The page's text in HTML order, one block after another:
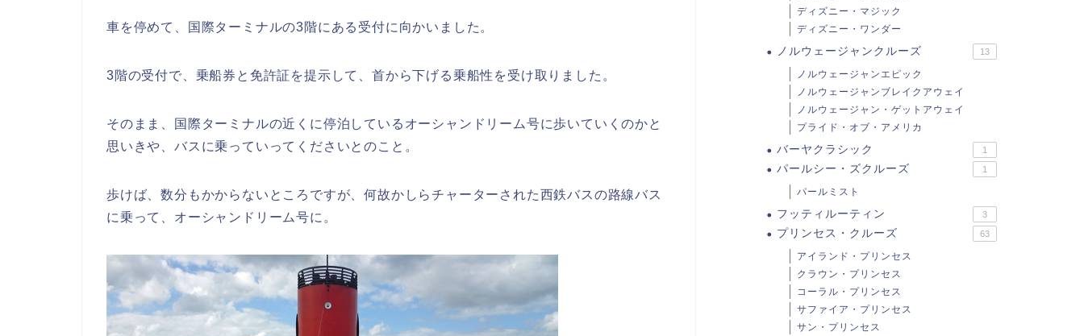
車を停めて、国際ターミナルの3階にある受付に向かいました。
3階の受付で、乗船券と免許証を提示して、首から下げる乗船性を受け取りました。
そのまま、国際ターミナルの近くに停泊しているオーシャンドリーム号に歩いていくのかと
思いきや、バスに乗っていってくださいとのこと。
歩けば、数分もかからないところですが、何故かしらチャーターされた西鉄バスの路線バス
に乗って、オーシャンドリーム号に。
ディズニー・マジック
ディズニー・ワンダー
ノルウェージャンクルーズ 13
ノルウェージャンエピック
ノルウェージャンブレイクアウェイ
ノルウェージャン・ゲットアウェイ
プライド・オブ・アメリカ
バーヤクラシック 1
パールシー・ズクルーズ 1
パールミスト
フッティルーティン 3
プリンセス・クルーズ 63
アイランド・プリンセス
クラウン・プリンセス
コーラル・プリンセス
サファイア・プリンセス
サン・プリンセス